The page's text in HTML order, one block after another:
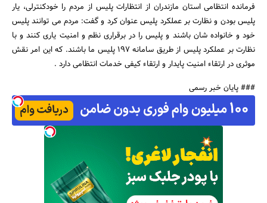
فرمانده انتظامی استان مازندران از انتظارات پلیس از مردم را خودکنترلی، یار
پلیس بودن و نظارت بر عملکرد پلیس عنوان کرد و گفت: مردم می توانند پلیس
خود و خانواده شان باشند و پلیس را در برقراری نظم و امنیت یاری کنند و با
نظارت بر عملکرد پلیس از طریق سامانه 197 پلیس ما باشند. که این امر نقش
موثری در ارتقاء امنیت پایدار و ارتقاء کیفی خدمات انتظامی دارد .
### پایان خبر رسمی